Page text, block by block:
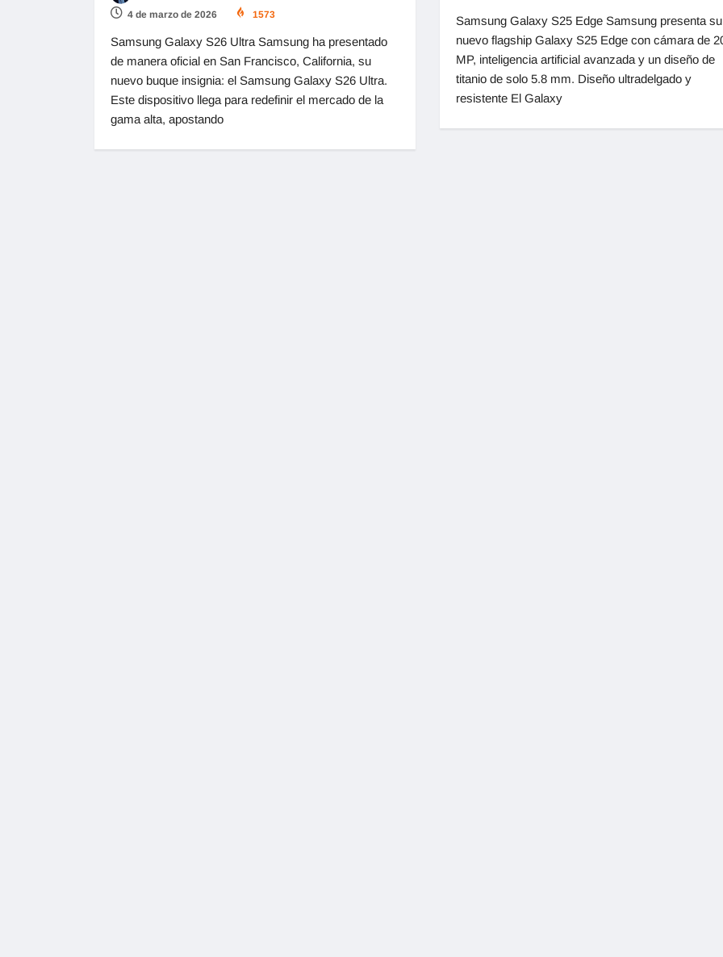
4 de marzo de 2026
1573
Samsung Galaxy S26 Ultra Samsung ha presentado
de manera oficial en San Francisco, California, su
nuevo buque insignia: el Samsung Galaxy S26 Ultra.
Este dispositivo llega para redefinir el mercado de la
gama alta, apostando
Samsung Galaxy S25 Edge Samsung presenta su
nuevo flagship Galaxy S25 Edge con cámara de
MP, inteligencia artificial avanzada y un diseño de
titanio de solo 5.8 mm. Diseño ultradelgado y
resistente El Galaxy